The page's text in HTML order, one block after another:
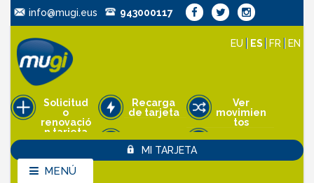
info@mugi.eus 943000117
EU ES FR EN
MENÚ
Solicitud
o
renovació
n tarjeta
Recarga
de tarjeta
Ver
movimien
tos
Anulación
MI TARJETA
MENÚ